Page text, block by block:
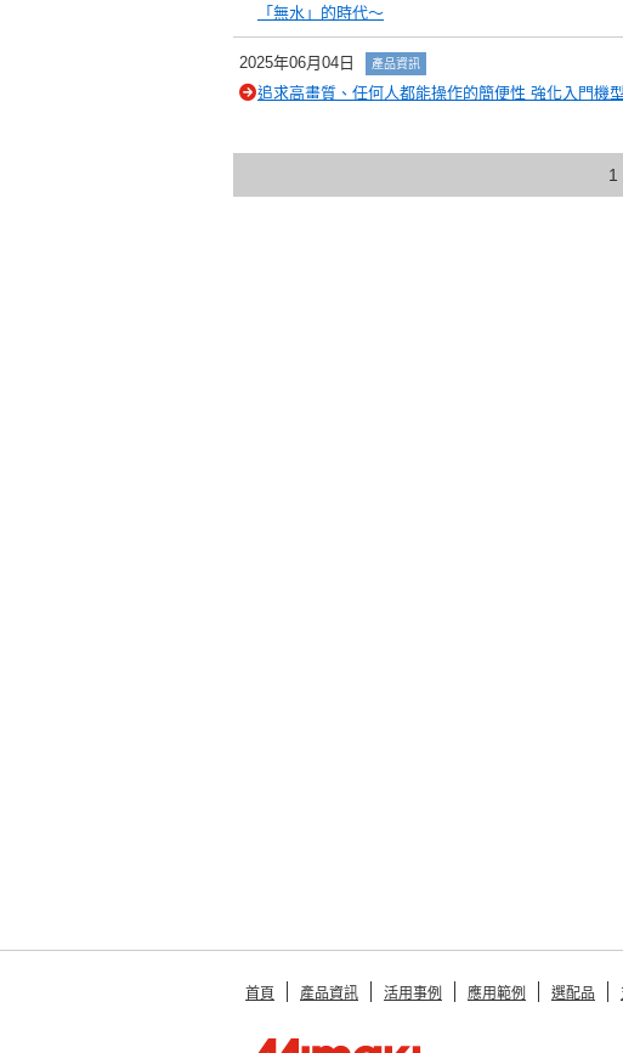
「無水」的時代～
2025年06月04日 產品資訊
追求高畫質、任何人都能操作的簡便性 強化入門機
1
首頁 產品資訊 活用事例 應用範例 選配品